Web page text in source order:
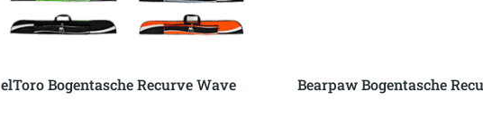
elToro Bogentasche Recurve Wave Bearpaw Bogentasche